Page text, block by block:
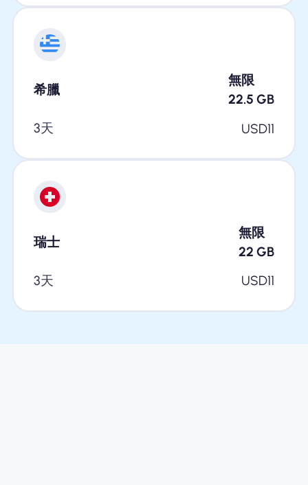
希臘
無限
22.5 GB
3天
USD11
瑞士
無限
22 GB
3天
USD11